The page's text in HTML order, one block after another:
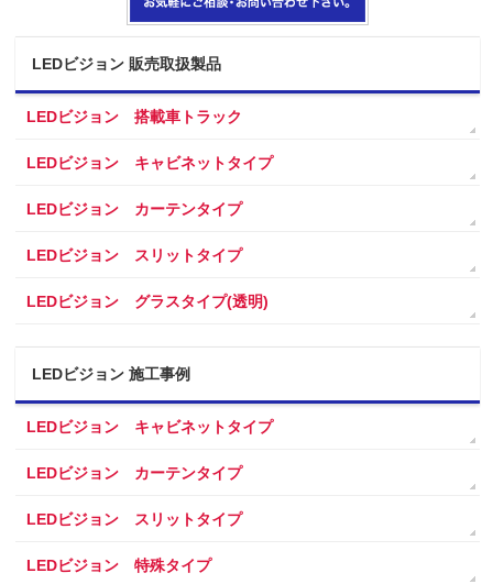
LEDビジョン 販売取扱製品
LEDビジョン 搭載車トラック
LEDビジョン キャビネットタイプ
LEDビジョン カーテンタイプ
LEDビジョン スリットタイプ
LEDビジョン グラスタイプ(透明)
LEDビジョン 施工事例
LEDビジョン キャビネットタイプ
LEDビジョン カーテンタイプ
LEDビジョン スリットタイプ
LEDビジョン 特殊タイプ